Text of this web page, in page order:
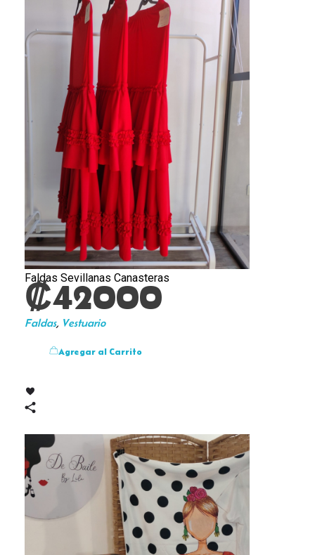
Faldas Sevillanas Canasteras
₡42000
Faldas, Vestuario
Agregar al Carrito